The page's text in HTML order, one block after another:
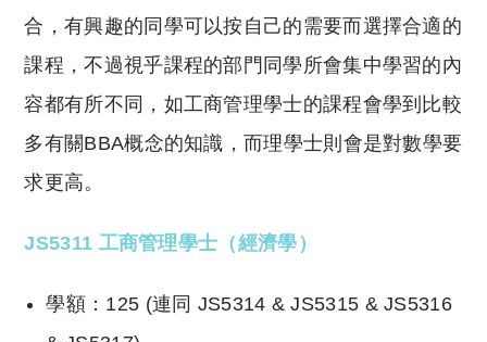
合，有興趣的同學可以按自己的需要而選擇合適的
課程，不過視乎課程的部門同學所會集中學習的內
容都有所不同，如工商管理學士的課程會學到比較
多有關BBA概念的知識，而理學士則會是對數學要
求更高。
JS5311 工商管理學士（經濟學）
學額：125 (連同 JS5314 & JS5315 & JS5316